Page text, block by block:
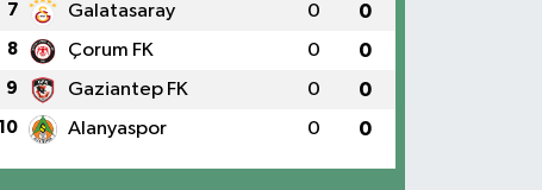
7 Galatasaray 0 0
8 Çorum FK 0 0
9 Gaziantep FK 0 0
10 Alanyaspor 0 0